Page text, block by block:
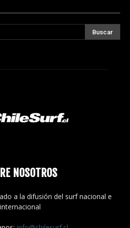
NOSOTROS
a la difusión del surf nacional e
internacional